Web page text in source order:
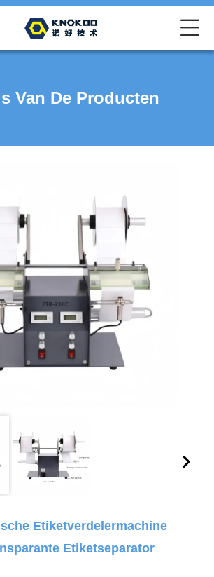
Van De Producten
Etiketverdelermachine
Etiketseparator